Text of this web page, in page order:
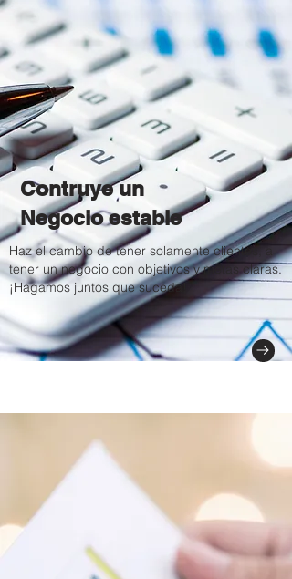
Contruye un
Negocio estable
Haz el cambio de tener solamente clientes, a
tener un negocio con objetivos y metas claras.
¡Hagamos juntos que suceda!